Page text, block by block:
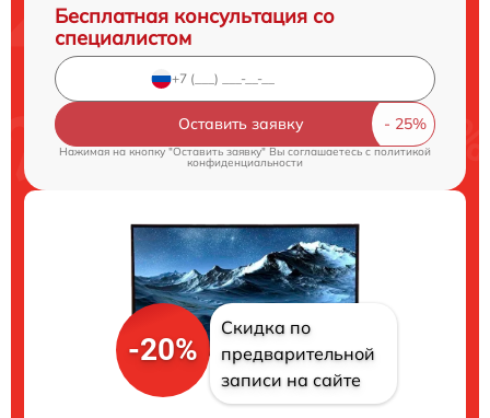
Бесплатная консультация со
специалистом
Оставить заявку
Нажимая на кнопку "Оставить заявку" Вы соглашаетесь cполитикой
конфиденциальности
-20%
Скидка по
предварительной
записи на сайте